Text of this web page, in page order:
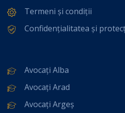
Termeni și condiții
Confidențialitatea și
Avocați Alba
Avocați Arad
Avocați Argeș